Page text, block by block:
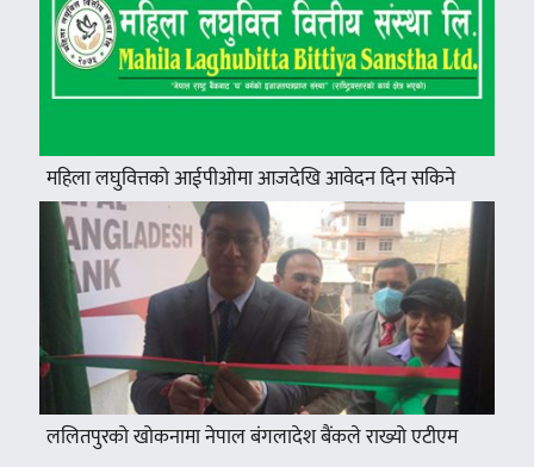
महिला लघुवित्तको आईपीओमा आजदेखि आवेदन दिन सकिने
ललितपुरको खोकनामा नेपाल बंगलादेश बैंकले राख्यो एटीएम